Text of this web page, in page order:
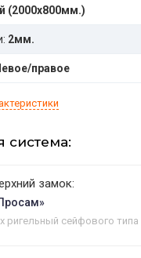
(2000x800мм.)
2мм.
правое
система:
замок:
ригельный сейфового типа